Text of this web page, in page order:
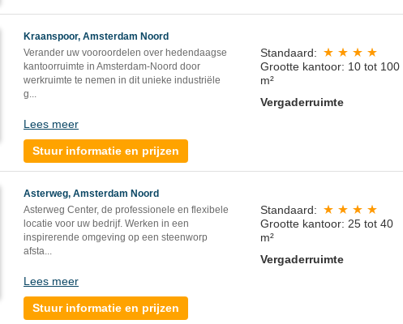
Kraanspoor, Amsterdam Noord
Verander uw vooroordelen over hedendaagse
kantoorruimte in Amsterdam-Noord door
werkruimte te nemen in dit unieke industriële
g...
Lees meer
Stuur informatie en prijzen
Standaard:
Grootte kantoor: 10 tot 100
m²
Vergaderruimte
Asterweg, Amsterdam Noord
Asterweg Center, de professionele en flexibele
locatie voor uw bedrijf. Werken in een
inspirerende omgeving op een steenworp
afsta...
Lees meer
Stuur informatie en prijzen
Standaard:
Grootte kantoor: 25 tot 40
m²
Vergaderruimte